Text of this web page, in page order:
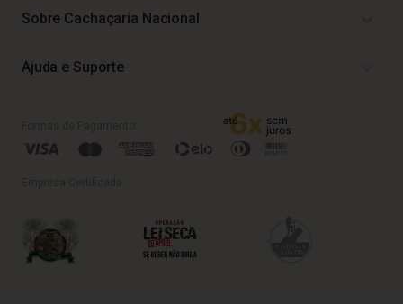
Sobre Cachaçaria Nacional
Ajuda e Suporte